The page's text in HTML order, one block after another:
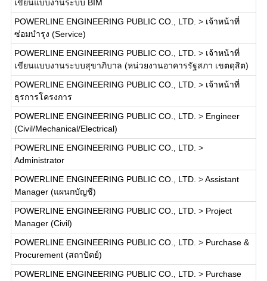
เขียนแบบงานระบบ BIM
POWERLINE ENGINEERING PUBLIC CO., LTD. > เจ้าหน้าที่
ซ่อมบำรุง (Service)
POWERLINE ENGINEERING PUBLIC CO., LTD. > เจ้าหน้าที่
เขียนแบบงานระบบสุขาภิบาล (หน่วยงานอาคารรัฐสภา เขตดุสิต)
POWERLINE ENGINEERING PUBLIC CO., LTD. > เจ้าหน้าที่
ธุรการโครงการ
POWERLINE ENGINEERING PUBLIC CO., LTD. > Engineer
(Civil/Mechanical/Electrical)
POWERLINE ENGINEERING PUBLIC CO., LTD. >
Administrator
POWERLINE ENGINEERING PUBLIC CO., LTD. >Assistant
Manager (แผนกบัญชี)
POWERLINE ENGINEERING PUBLIC CO., LTD. > Project
Manager (Civil)
POWERLINE ENGINEERING PUBLIC CO., LTD. > Purchase &
Procurement (สถาปัตย์)
POWERLINE ENGINEERING PUBLIC CO., LTD. > Purchase